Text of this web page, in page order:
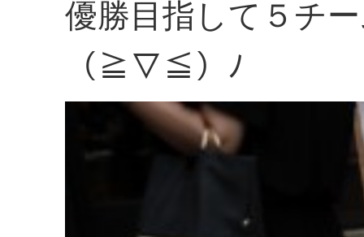
優勝目指して５チ
（≧▽≦）ﾉ